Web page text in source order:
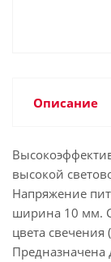
Описание
высокой
Напряжение
ширина 10 мм.
цвета свечения
Предназначена